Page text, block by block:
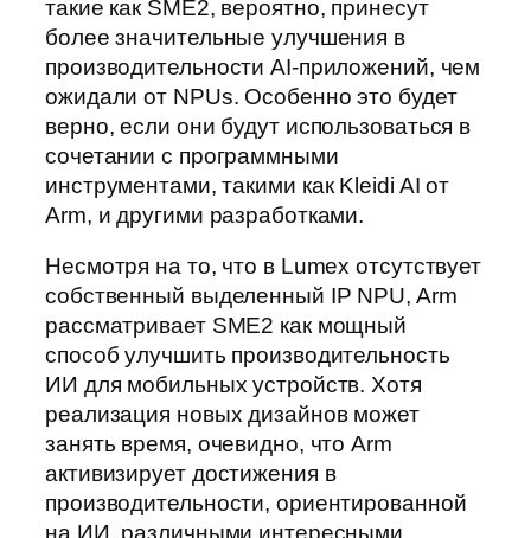
такие как SME2, вероятно, принесут
более значительные улучшения в
производительности AI-приложений, чем
ожидали от NPUs. Особенно это будет
верно, если они будут использоваться в
сочетании с программными
инструментами, такими как Kleidi AI от
Arm, и другими разработками.
Несмотря на то, что в Lumex отсутствует
собственный выделенный IP NPU, Arm
рассматривает SME2 как мощный
способ улучшить производительность
ИИ для мобильных устройств. Хотя
реализация новых дизайнов может
занять время, очевидно, что Arm
активизирует достижения в
производительности, ориентированной